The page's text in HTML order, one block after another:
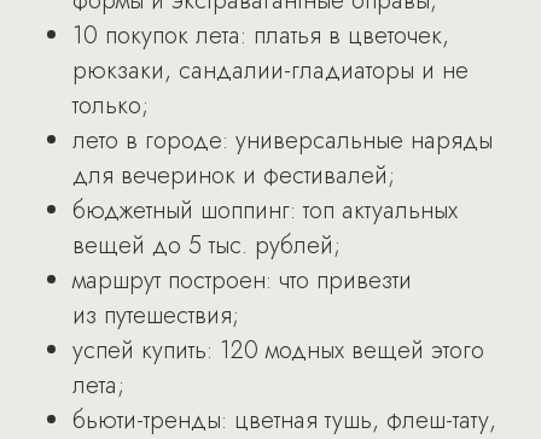
10 покупок лета: платья в цветочек,
рюкзаки, сандалии-гладиаторы и не
только;
лето в городе: универсальные наряды
для вечеринок и фестивалей;
бюджетный шоппинг: топ актуальных
вещей до 5 тыс. рублей;
маршрут построен: что привезти
из путешествия;
успей купить: 120 модных вещей этого
лета;
бьюти-тренды: цветная тушь, флеш-тату,